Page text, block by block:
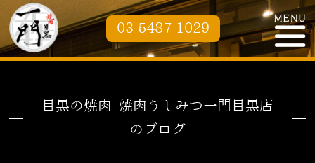
03-5487-1029
目黒の焼肉 焼肉うしみつ一門目黒店
のブログ